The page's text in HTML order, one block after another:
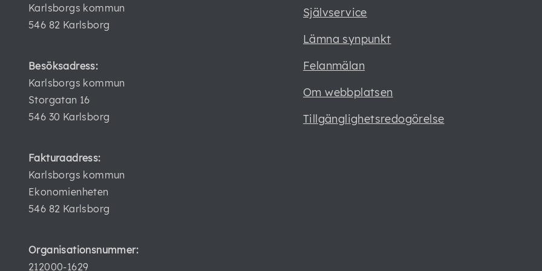
Karlsborgs kommun
546 82 Karlsborg
Besöksadress:
Karlsborgs kommun
Storgatan 16
546 30 Karlsborg
Fakturaadress:
Karlsborgs kommun
Ekonomienheten
546 82 Karlsborg
Organisationsnummer:
212000-1629
Självservice
Lämna synpunkt
Felanmälan
Om webbplatsen
Tillgänglighetsredogörelse